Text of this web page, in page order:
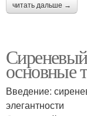
читать дальше →
основные
Введение:
элегантности